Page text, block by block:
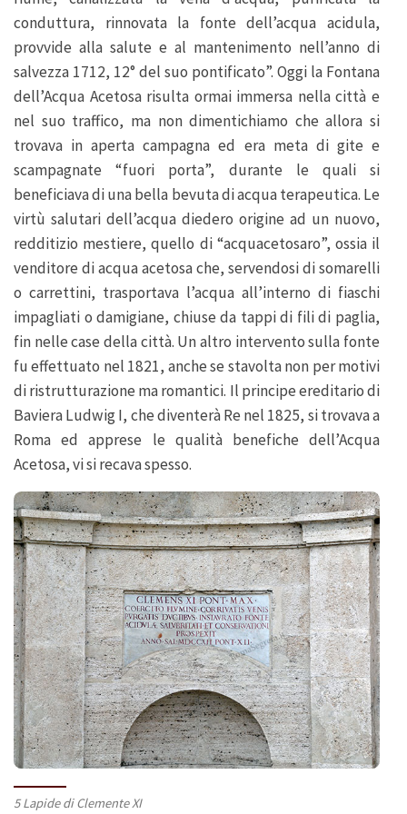
conduttura, rinnovata la fonte dell’acqua acidula,
provvide alla salute e al mantenimento nell’anno di
salvezza 1712, 12° del suo pontificato”. Oggi la Fontana
dell’Acqua Acetosa risulta ormai immersa nella città e
nel suo traffico, ma non dimentichiamo che allora si
trovava in aperta campagna ed era meta di gite e
scampagnate “fuori porta”, durante le quali si
beneficiava di una bella bevuta di acqua terapeutica. Le
virtù salutari dell’acqua diedero origine ad un nuovo,
redditizio mestiere, quello di “acquacetosaro”, ossia il
venditore di acqua acetosa che, servendosi di somarelli
o carrettini, trasportava l’acqua all’interno di fiaschi
impagliati o damigiane, chiuse da tappi di fili di paglia,
fin nelle case della città. Un altro intervento sulla fonte
fu effettuato nel 1821, anche se stavolta non per motivi
di ristrutturazione ma romantici. Il principe ereditario di
Baviera Ludwig I, che diventerà Re nel 1825, si trovava a
Roma ed apprese le qualità benefiche dell’Acqua
Acetosa, vi si recava spesso.
5 Lapide di Clemente XI